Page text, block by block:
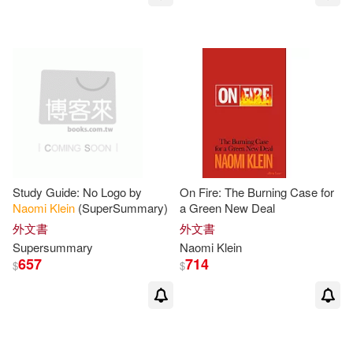
Study Guide: No Logo by
Naomi Klein (SuperSummary)
外文書
Supersummary
$657
On Fire: The Burning Case for
a Green New Deal
外文書
Naomi Klein
$714